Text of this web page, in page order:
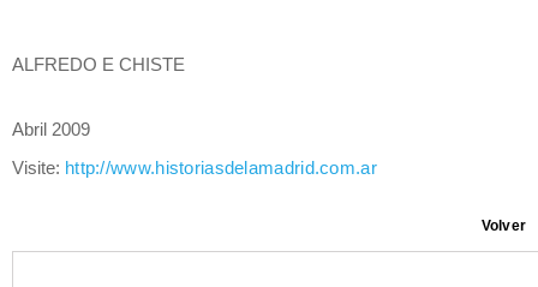
ALFREDO E CHISTE
Abril 2009
Visite: http://www.historiasdelamadrid.com.ar
Volver